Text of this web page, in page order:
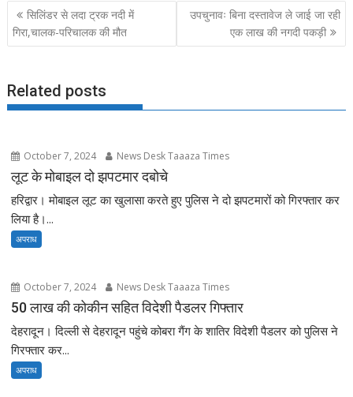
o
o
k
o
n
Post
navigation
सिलिंडर से लदा ट्रक नदी में
गिरा,चालक-परिचालक की मौत
उपचुनावः बिना दस्तावेज ले जाई जा रही
एक लाख की नगदी पकड़ी
Related posts
October 7, 2024 News Desk Taaaza Times
लूट के मोबाइल दो झपटमार दबोचे
हरिद्वार। मोबाइल लूट का खुलासा करते हुए पुलिस ने दो झपटमारों को गिरफ्तार कर
लिया है।...
अपराध
October 7, 2024 News Desk Taaaza Times
50 लाख की कोकीन सहित विदेशी पैडलर गिफ्तार
देहरादून। दिल्ली से देहरादून पहुंचे कोबरा गैंग के शातिर विदेशी पैडलर को पुलिस ने
गिरफ्तार कर...
अपराध